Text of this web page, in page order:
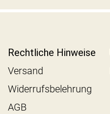
Rechtliche Hinweise
Versand
Widerrufsbelehrung
AGB